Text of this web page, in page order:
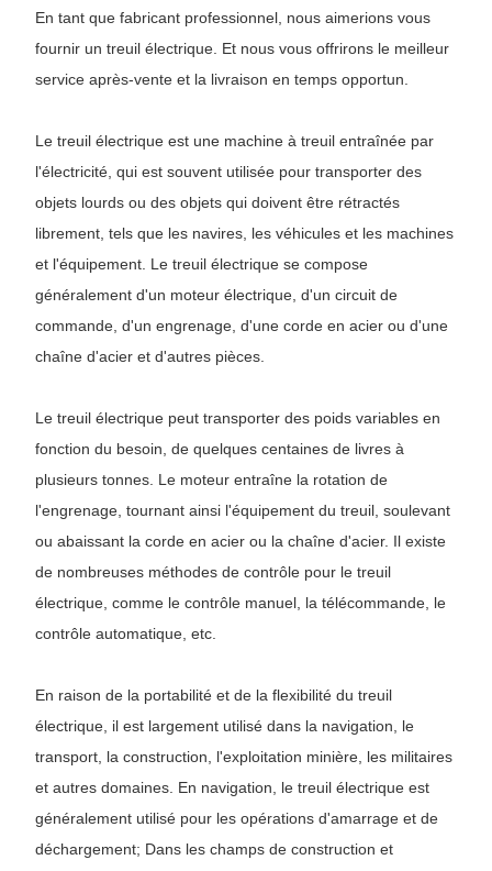
En tant que fabricant professionnel, nous aimerions vous
fournir un treuil électrique. Et nous vous offrirons le meilleur
service après-vente et la livraison en temps opportun.
Le treuil électrique est une machine à treuil entraînée par
l'électricité, qui est souvent utilisée pour transporter des
objets lourds ou des objets qui doivent être rétractés
librement, tels que les navires, les véhicules et les machines
et l'équipement. Le treuil électrique se compose
généralement d'un moteur électrique, d'un circuit de
commande, d'un engrenage, d'une corde en acier ou d'une
chaîne d'acier et d'autres pièces.
Le treuil électrique peut transporter des poids variables en
fonction du besoin, de quelques centaines de livres à
plusieurs tonnes. Le moteur entraîne la rotation de
l'engrenage, tournant ainsi l'équipement du treuil, soulevant
ou abaissant la corde en acier ou la chaîne d'acier. Il existe
de nombreuses méthodes de contrôle pour le treuil
électrique, comme le contrôle manuel, la télécommande, le
contrôle automatique, etc.
En raison de la portabilité et de la flexibilité du treuil
électrique, il est largement utilisé dans la navigation, le
transport, la construction, l'exploitation minière, les militaires
et autres domaines. En navigation, le treuil électrique est
généralement utilisé pour les opérations d'amarrage et de
déchargement; Dans les champs de construction et